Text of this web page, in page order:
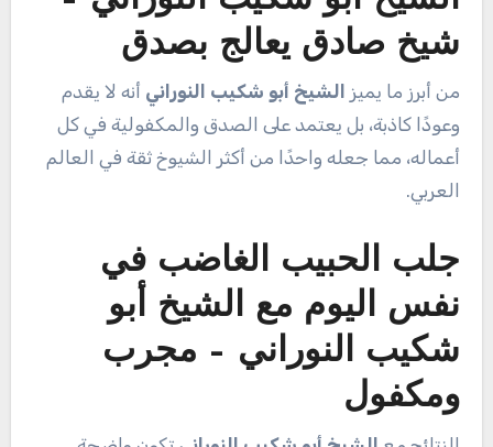
شيخ صادق يعالج بصدق
من أبرز ما يميز الشيخ أبو شكيب النوراني أنه لا يقدم
وعودًا كاذبة، بل يعتمد على الصدق والمكفولية في كل
أعماله، مما جعله واحدًا من أكثر الشيوخ ثقة في العالم
العربي.
جلب الحبيب الغاضب في
نفس اليوم مع الشيخ أبو
شكيب النوراني – مجرب
ومكفول